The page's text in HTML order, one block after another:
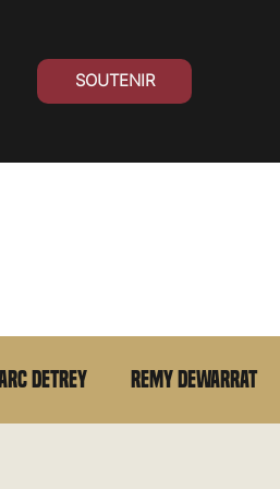
SOUTENIR
Detrey Remy Dewarrat